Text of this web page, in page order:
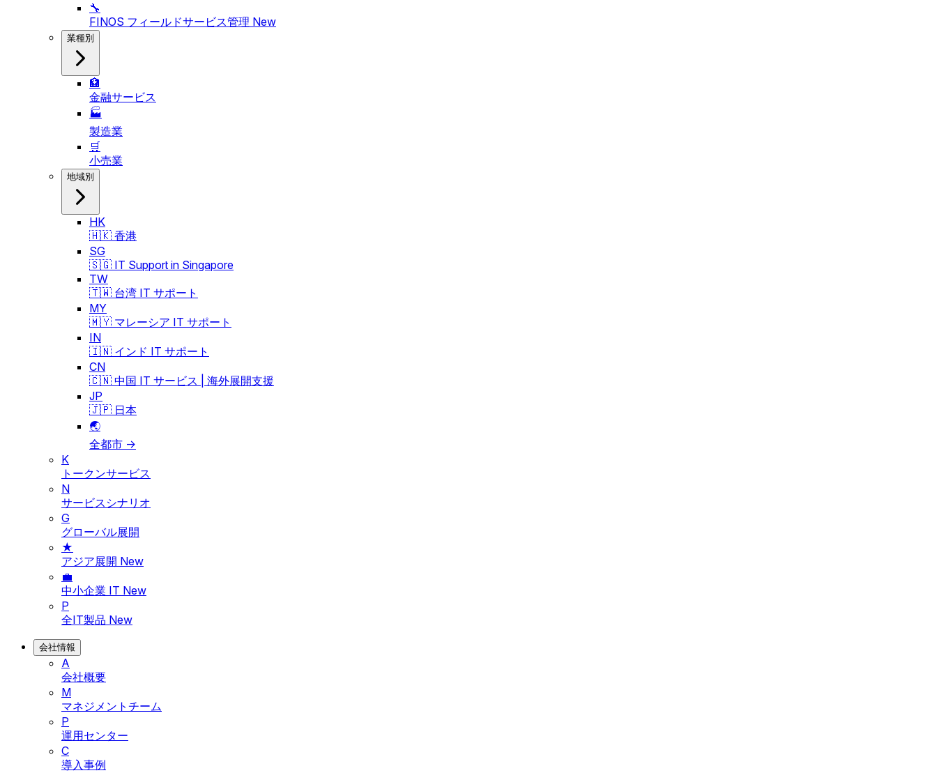
🔧
FINOS フィールドサービス管理 New
業種別
🏦
金融サービス
🏭
製造業
🛒
小売業
地域別
HK
🇭🇰 香港
SG
🇸🇬 IT Support in Singapore
TW
🇹🇼 台湾 IT サポート
MY
🇲🇾 マレーシア IT サポート
IN
🇮🇳 インド IT サポート
CN
🇨🇳 中国 IT サービス | 海外展開支援
JP
🇯🇵 日本
🌏
全都市 →
K
トークンサービス
N
サービスシナリオ
G
グローバル展開
★
アジア展開 New
💼
中小企業 IT New
P
全IT製品 New
会社情報
A
会社概要
M
マネジメントチーム
P
運用センター
C
導入事例